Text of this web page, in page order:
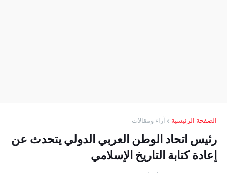
الصفحة الرئيسية آراء ومقالات
رئيس اتحاد الوطن العربي الدولي يتحدث عن
إعادة كتابة التاريخ الإسلامي